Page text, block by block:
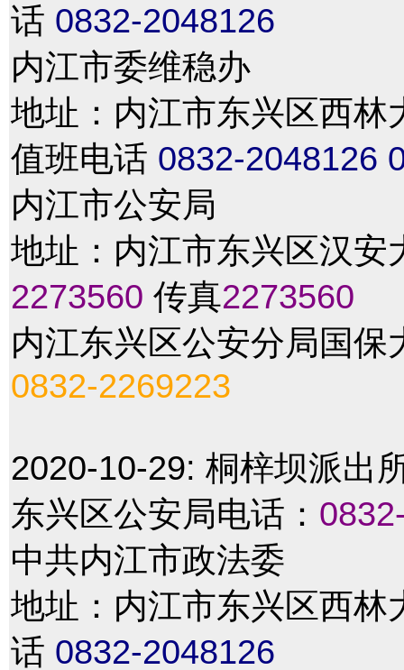
话 0832-2048126
内江市委维稳办
地址：内江市东兴区西林
值班电话 0832-2048126
内江市公安局
地址：内江市东兴区汉
2273560 传真2273560
内江东兴区公安分局国保
0832-2269223
2020-10-29: 桐梓坝派出
东兴区公安局电话：
中共内江市政法委
地址：内江市东兴区西
话 0832-2048126